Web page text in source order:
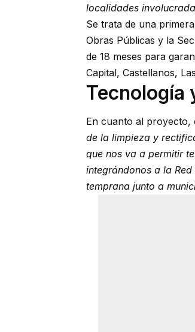
localidades
Se trata de una
Obras Públicas y la
de 18 meses para
Capital, Castellanos,
Tecnología
En cuanto al proyecto,
de la limpieza y
que nos va a permitir
integrándonos a la
temprana junto a